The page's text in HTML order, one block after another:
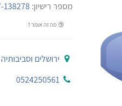
מספר רישיון: 138278
מה זה אומר ?
ירושלים וסביבותיה
0524250561